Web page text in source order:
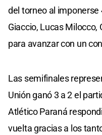
del torneo al imponerse
Giaccio, Lucas Milocco,
para avanzar con un
Las semifinales
Unión ganó 3 a 2 el
Atlético Paraná
vuelta gracias a los